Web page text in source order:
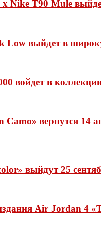
Nike T90 Mule
Low выйдет в
войдет в
вернутся 14
выйдут 25
Air Jordan 4